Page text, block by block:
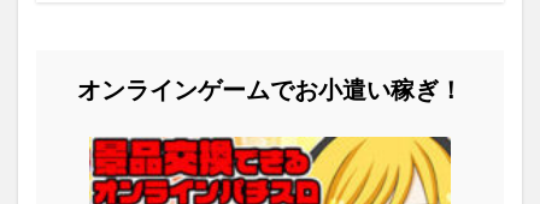
オンラインゲームでお小遣い稼ぎ！